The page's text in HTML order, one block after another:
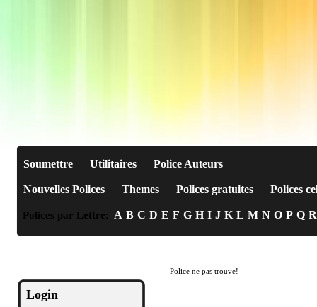
Soumettre Utilitaires Police Auteurs
Nouvelles Polices Themes Polices gratuites Polices
Polices par Lettre: A B C D E F G H I J K L M N O P Q R
Login
Police ne pas trouve!